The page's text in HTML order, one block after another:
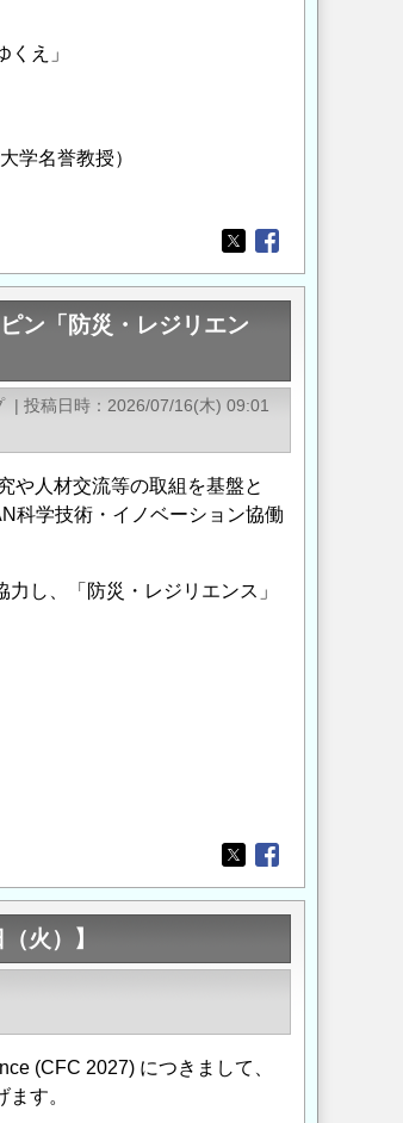
え」
学名誉教授）
Opens in a new
Opens in a new
ン「防災・レジリエン
| 投稿日時
2026/07/16(木) 09:01
や人材交流等の取組を基盤と
科学技術・イノベーション協働
し、「防災・レジリエンス」
Opens in a new
Opens in a new
火）】
(CFC 2027) につきまして、
す。